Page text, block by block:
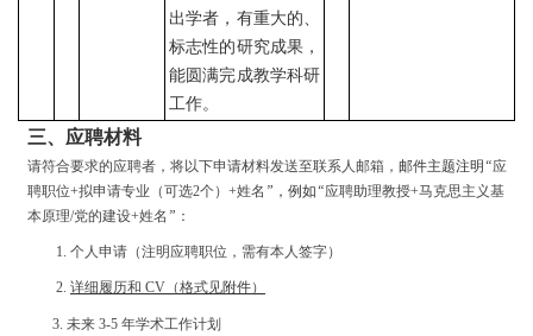
出学者，有重大的、
标志性的研究成果，
能圆满完成教学科研
工作。
三、应聘材料
请符合要求的应聘者，将以下申请材料发送至联系人邮箱， 邮件主题注明 “应
聘职位+拟申请专业（可选2个） +姓名 ” ，例如“应聘助理教授+马克思主义基
本原理/党的建设+姓名 ” ：
1. 个人申请（注明应聘职位，需有本人签字）
2. 详细履历和 CV （格式见附件）
3. 未来 3-5 年学术工作计划